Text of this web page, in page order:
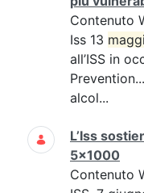
Contenuto
Iss 13
all’ISS in
alcol...
L’Iss
5x1000
Contenuto